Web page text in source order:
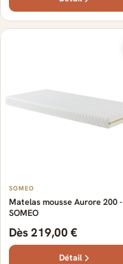
SOMEO
Matelas mousse Aurore 200 -
SOMEO
Dès 219,00 €
Détail